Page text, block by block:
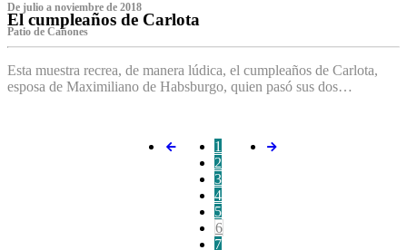
De julio a noviembre de 2018
El cumpleaños de Carlota
Patio de Cañones
Esta muestra recrea, de manera lúdica, el cumpleaños de Carlota,
esposa de Maximiliano de Habsburgo, quien pasó sus dos…
1
2
3
4
5
6
7